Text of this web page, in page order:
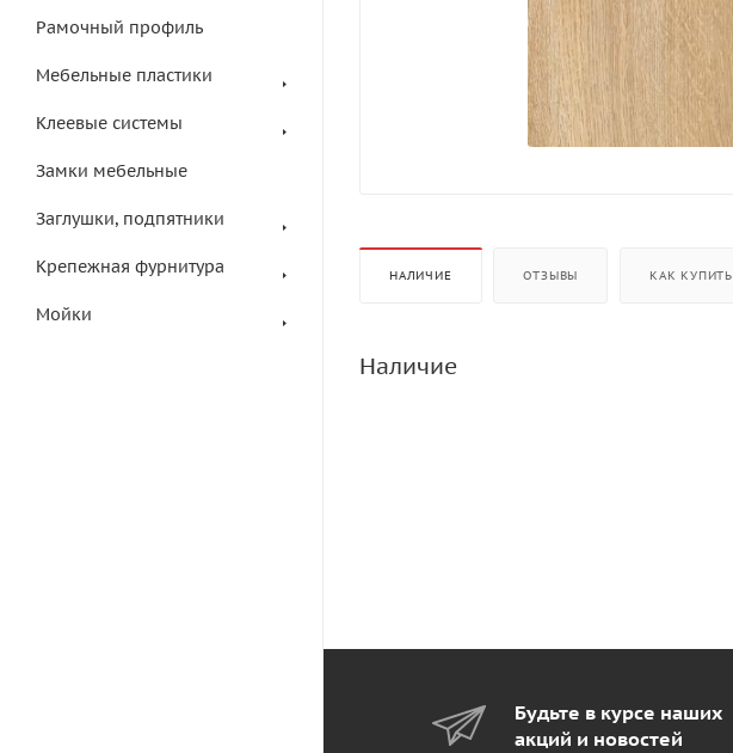
Рамочный профиль
Мебельные пластики
Клеевые системы
Замки мебельные
Заглушки, подпятники
Крепежная фурнитура
Мойки
НАЛИЧИЕ ОТЗЫВЫ КАК КУПИТЬ
Наличие
Будьте в курсе наших
акций и новостей